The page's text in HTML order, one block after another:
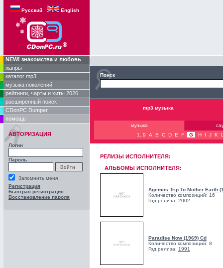
Русский English
NEW! знакомства и любовь
жанры
каталог mp3
музыка поколений
рейтинги, чарты и хиты 2026
расширенный поиск
CDonPC Dumper
помощь
АВТОРИЗАЦИЯ
Логин
Пароль
Запомнить меня
Регистрация
Быстрая регистрация
Восстановление пароля
Поиск
mp3 музыка
музыка
1..9
A B C D E F G H I J K
РЕЛИЗЫ ИCПОЛНИТЕЛЯ:
АЛЬБОМЫ ИСПОЛНИТЕЛЯ:
Agemos Trip To Mother Earth
Количество композиций: 16
Год релиза: 2002
Paradise Now (1969) Cd
Количество композиций: 8
Год релиза: 1991